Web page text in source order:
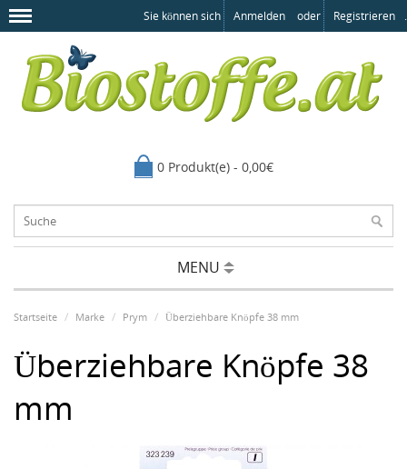
Sie können sich Anmelden oder Registrieren .
0 Produkt(e) - 0,00€
MENU
Startseite Marke Prym Überziehbare Knöpfe 38 mm
Überziehbare Knöpfe 38
mm